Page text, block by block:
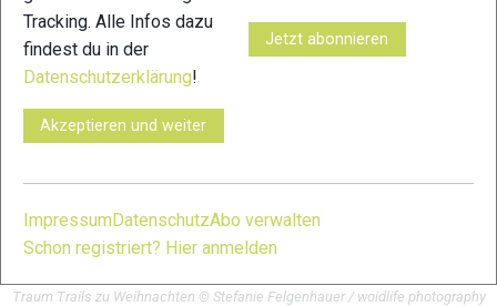
Traum Trails zu Weihnachten © Stefanie Felgenhauer / woidlife photography
Tracking. Alle Infos dazu
findest du in der
Datenschutzerklärung!
Akzeptieren und weiter
Jetzt abonnieren
ImpressumDatenschutzAbo verwalten
Schon registriert? Hier anmelden